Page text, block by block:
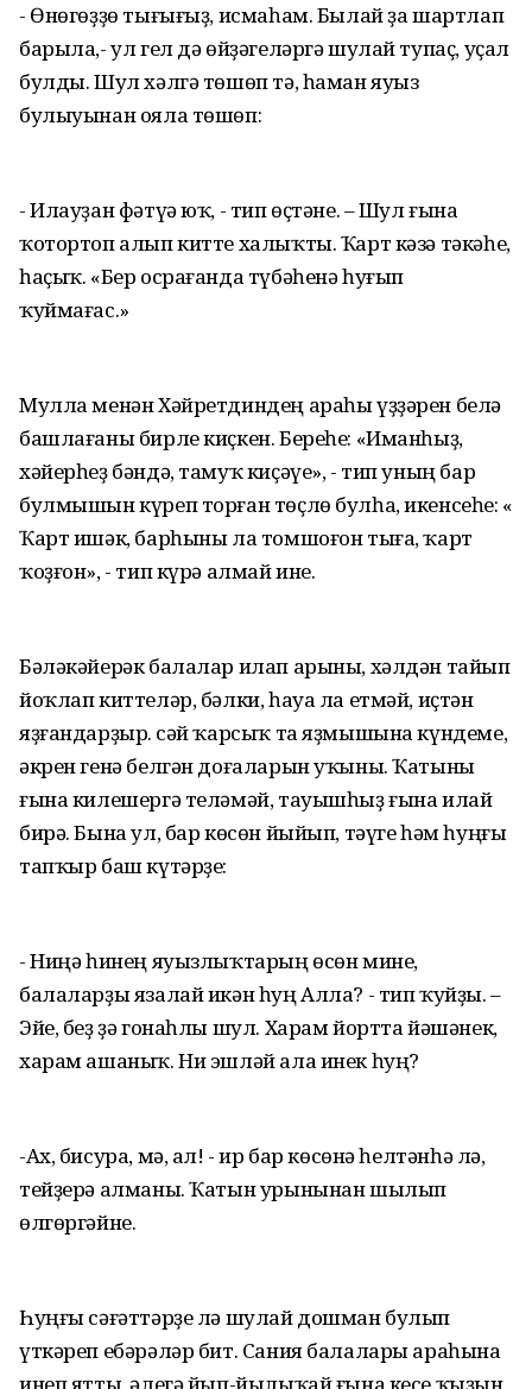
- Өнөгөҙҙө тығығыҙ, исмаһам. Былай ҙа шартлап
барыла,- ул гел дә өйҙәгеләргә шулай тупаҫ, уҫал
булды. Шул хәлгә төшөп тә, һаман яуыз
булыуынан ояла төшөп:
- Илауҙан фәтүә юҡ, - тип өҫтәне. – Шул ғына
ҡотортоп алып китте халыҡты. Ҡарт кәзә тәкәһе,
һаҫыҡ. «Бер осрағанда түбәһенә һуғып
ҡуймағас.»
Мулла менән Хәйретдиндең араһы үҙҙәрен белә
башлағаны бирле киҫкен. Береһе: «Иманһыҙ,
хәйерһеҙ бәндә, тамуҡ киҫәүе», - тип уның бар
булмышын күреп торған төҫлө булһа, икенсеһе: «
Ҡарт ишәк, барһыны ла томшоғон тыға, ҡарт
ҡоҙғон», - тип күрә алмай ине.
Бәләкәйерәк балалар илап арыны, хәлдән тайып
йоҡлап киттеләр, бәлки, һауа ла етмәй, иҫтән
яҙғандарҙыр. Әсәй ҡарсыҡ та яҙмышына күндеме,
әкрен генә белгән доғаларын уҡыны. Ҡатыны
ғына килешергә теләмәй, тауышһыҙ ғына илай
бирә. Бына ул, бар көсөн йыйып, тәүге һәм һуңғы
тапҡыр баш күтәрҙе:
- Ниңә һинең яуызлыҡтарың өсөн мине,
балаларҙы язалай икән һуң Алла? - тип ҡуйҙы. –
Эйе, беҙ ҙә гонаһлы шул. Харам йортта йәшәнек,
харам ашаныҡ. Ни эшләй ала инек һуң?
-Ах, бисура, мә, ал! - ир бар көсөнә һелтәнһә лә,
тейҙерә алманы. Ҡатын урынынан шылып
өлгөргәйне.
Һуңғы сәғәттәрҙе лә шулай дошман булып
үткәреп ебәрәләр бит. Сания балалары араһына